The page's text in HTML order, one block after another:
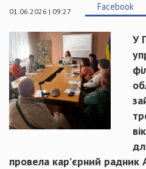
01.06.2026 | 09:27 Facebook
У
провела карʼєрний радник